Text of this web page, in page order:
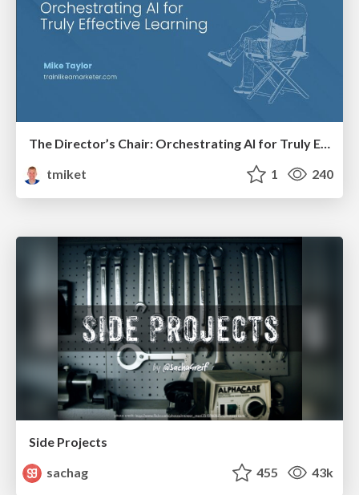
The Director’s Chair: Orchestrating AI for Truly Effective Learning
tmiket
1 240
Side Projects
sachag
455 43k